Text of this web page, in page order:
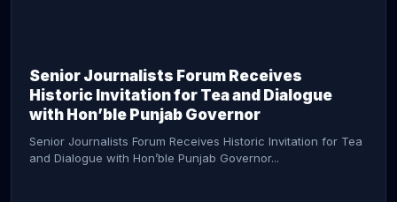
Senior Journalists Forum Receives
Historic Invitation for Tea and Dialogue
with Hon’ble Punjab Governor
Senior Journalists Forum Receives Historic Invitation for Tea
and Dialogue with Hon’ble Punjab Governor...